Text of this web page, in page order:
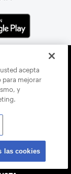
acepta
para mejorar
y
las cookies